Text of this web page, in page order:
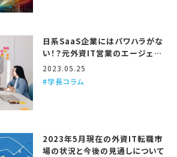
日系SaaS企業にはパワハラがな
い！？元外資IT営業のエージェン
トが3つの理由を解説するで！
2023.05.25
学長コラム
2023年5月現在の外資IT転職市
場の状況と今後の見通しについて